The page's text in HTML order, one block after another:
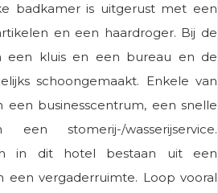
badkamer is uitgerust met een
en een haardroger. Bij de
een kluis en een bureau en de
schoongemaakt. Enkele van
een businesscentrum, een snelle
een stomerij-/wasserijservice.
in dit hotel bestaan ​​uit een
een vergaderruimte. Loop vooral